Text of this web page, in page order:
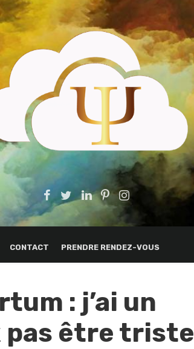
CONTACT PRENDRE RENDEZ-VOUS
: j’ai un
pas être triste